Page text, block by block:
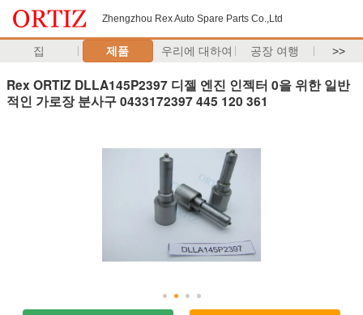
Zhengzhou Rex Auto Spare Parts Co.,Ltd
집 제품 우리에 대하여 공장 여행 >>
Rex ORTIZ DLLA145P2397 디젤 엔진 인젝터 0을 위한 일반
적인 가로장 분사구 0433172397 445 120 361